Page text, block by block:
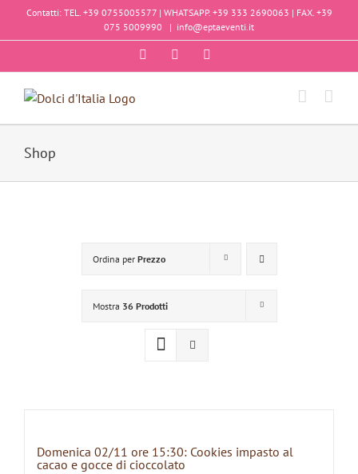
SaltaContatti: TEL. +39 0755005577 | WHATSAPP. +39 333 2690063 | FAX. +39
075 5009990
| info@eptaeventi.it
FacebookInstagram
Shop
Ordina per Prezzo
Mostra 36 Prodotti
Domenica 02/11 ore 15:30: Cookies impasto al
cacao e gocce di cioccolato